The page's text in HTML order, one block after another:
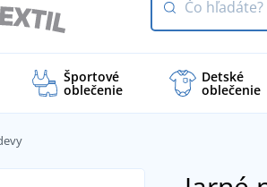
Športové
oblečenie
Detské
oblečenie